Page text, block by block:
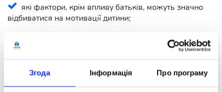
Згода Інформація Про програму
які фактори, крім впливу батьків, можуть значно
відбиватися на мотивації дитини;
яких дій слід уникати, щоб не втратити або не
знизити мотивацію дітей різного віку.
Кожен учасник вебінару зможе поставити питання